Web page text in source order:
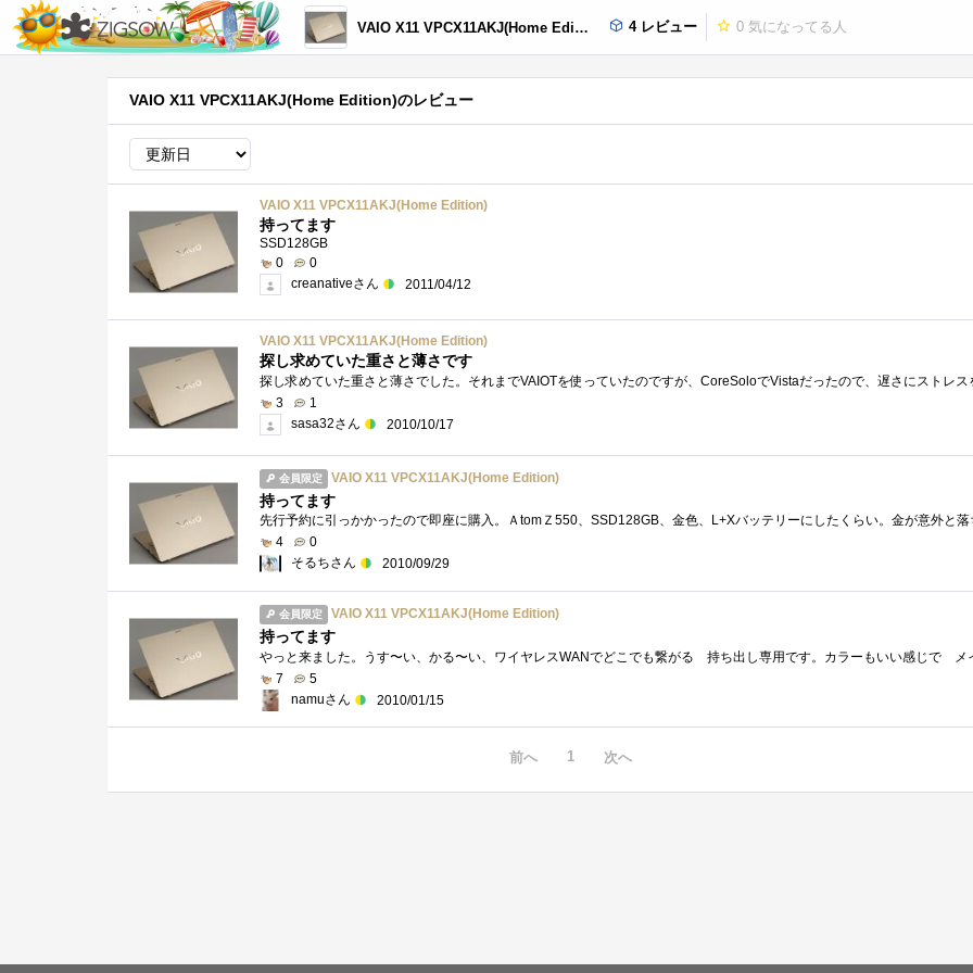
VAIO X11 VPCX11AKJ(Home Edition) 4 レビュー 0 気になってる人
VAIO X11 VPCX11AKJ(Home Edition)のレビュー
VAIO X11 VPCX11AKJ(Home Edition)
持ってます
SSD128GB
0
0
creanativeさん
2011/04/12
VAIO X11 VPCX11AKJ(Home Edition)
探し求めていた重さと薄さです
3
1
sasa32さん
2010/10/17
会員限定 VAIO X11 VPCX11AKJ(Home Edition)
持ってます
4
0
そるちさん
2010/09/29
会員限定 VAIO X11 VPCX11AKJ(Home Edition)
持ってます
7
5
namuさん
2010/01/15
前へ 1 次へ